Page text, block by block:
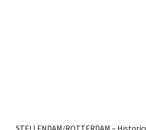
STELLENDAM/ROTTERDAM –